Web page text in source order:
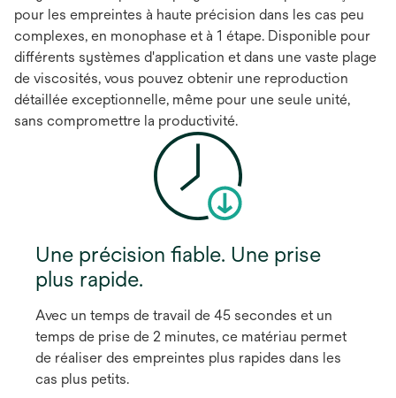
pour les empreintes à haute précision dans les cas peu
complexes, en monophase et à 1 étape. Disponible pour
différents systèmes d'application et dans une vaste plage
de viscosités, vous pouvez obtenir une reproduction
détaillée exceptionnelle, même pour une seule unité,
sans compromettre la productivité.
Une précision fiable. Une prise
plus rapide.
Avec un temps de travail de 45 secondes et un
temps de prise de 2 minutes, ce matériau permet
de réaliser des empreintes plus rapides dans les
cas plus petits.